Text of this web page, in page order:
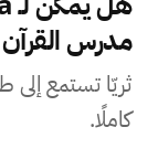
مدرس
ثريّا تستمع
كاملًا.